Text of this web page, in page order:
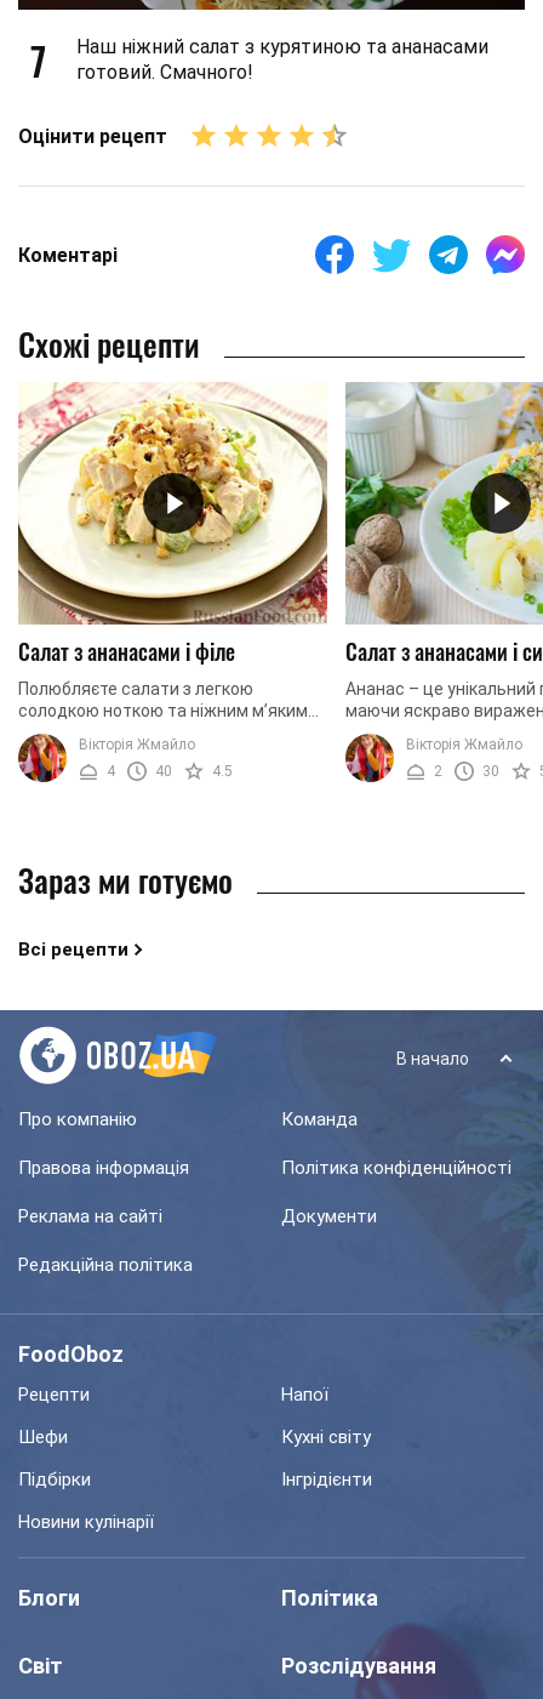
7
Наш ніжний салат з курятиною та ананасами
готовий. Смачного!
Оцінити рецепт
Коментарі
Схожі рецепти
Салат з ананасами і філе
Полюбляєте салати з легкою
солодкою ноткою та ніжним м’яким
смаком курячого м’яса? Тоді цей
рецепт точно вам сподобається.
Адже сьогодні ми хочемо ...
Вікторія Жмайло
4
40 4.5
Салат з ананасами і
Ананас – це унікальний
маючи яскраво
смак та
вдало гармоніювати не
солодощами чи ...
Вікторія Жмайло
2
30
Зараз ми готуємо
Всі рецепти
В начало
Про компанію Команда
Правова інформація Політика конфіденційності
Реклама на сайті Документи
Редакційна політика
FoodOboz
Рецепти
Напої
Шефи
Кухні світу
Підбірки
Інгрідієнти
Новини кулінарії
Блоги Політика
Світ Розслідування